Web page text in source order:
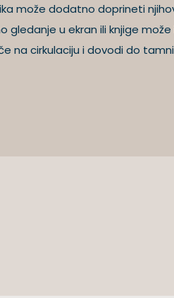
može dodatno doprineti
gledanje u ekran ili knjige
na cirkulaciju i dovodi do